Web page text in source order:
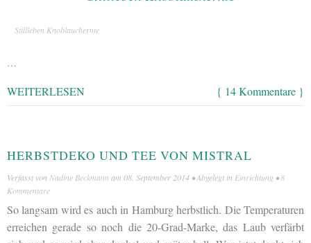
Stillleben Knoblauchernte
…
WEITERLESEN { 14 Kommentare }
HERBSTDEKO UND TEE VON MISTRAL
Verfasst von Nadine Beckmann am 08. September 2014 • Abgelegt in Einrichtung •8
Kommentare
So langsam wird es auch in Hamburg herbstlich. Die Temperaturen
erreichen gerade so noch die 20-Grad-Marke, das Laub verfärbt